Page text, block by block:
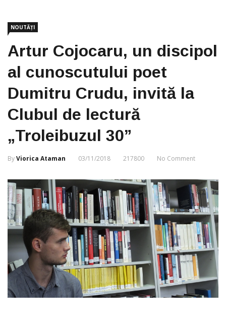
NOUTĂȚI
Artur Cojocaru, un discipol
al cunoscutului poet
Dumitru Crudu, invită la
Clubul de lectură
„Troleibuzul 30”
ByViorica Ataman 03/11/2018 217800 No Comment